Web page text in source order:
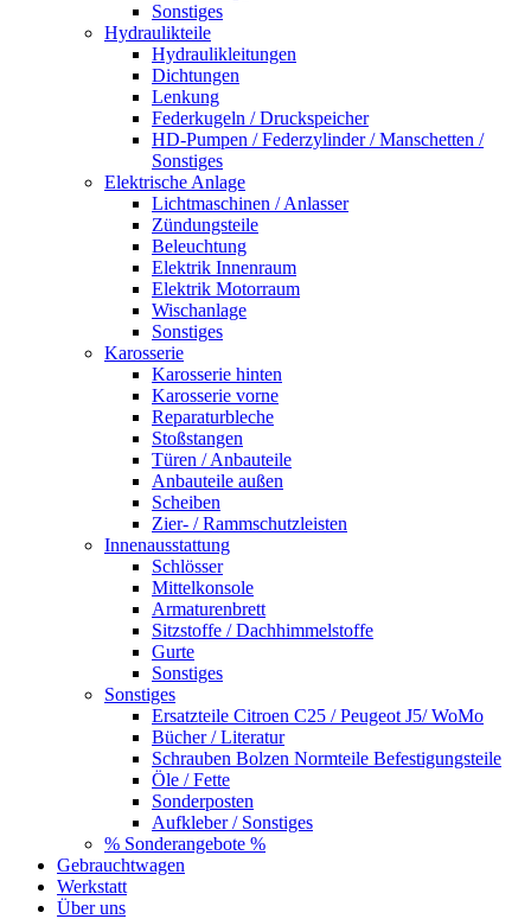
Sonstiges
Hydraulikteile
Hydraulikleitungen
Dichtungen
Lenkung
Federkugeln / Druckspeicher
HD-Pumpen / Federzylinder / Manschetten /
Sonstiges
Elektrische Anlage
Lichtmaschinen / Anlasser
Zündungsteile
Beleuchtung
Elektrik Innenraum
Elektrik Motorraum
Wischanlage
Sonstiges
Karosserie
Karosserie hinten
Karosserie vorne
Reparaturbleche
Stoßstangen
Türen / Anbauteile
Anbauteile außen
Scheiben
Zier- / Rammschutzleisten
Innenausstattung
Schlösser
Mittelkonsole
Armaturenbrett
Sitzstoffe / Dachhimmelstoffe
Gurte
Sonstiges
Sonstiges
Ersatzteile Citroen C25 / Peugeot J5/ WoMo
Bücher / Literatur
Schrauben Bolzen Normteile Befestigungsteile
Öle / Fette
Sonderposten
Aufkleber / Sonstiges
% Sonderangebote %
Gebrauchtwagen
Werkstatt
Über uns